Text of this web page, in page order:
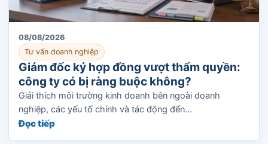
08/08/2026
Tư vấn doanh nghiệp
Giám đốc ký hợp đồng vượt thẩm quyền:
công ty có bị ràng buộc không?
Giải thích môi trường kinh doanh bên ngoài doanh
nghiệp, các yếu tố chính và tác động đến...
Đọc tiếp